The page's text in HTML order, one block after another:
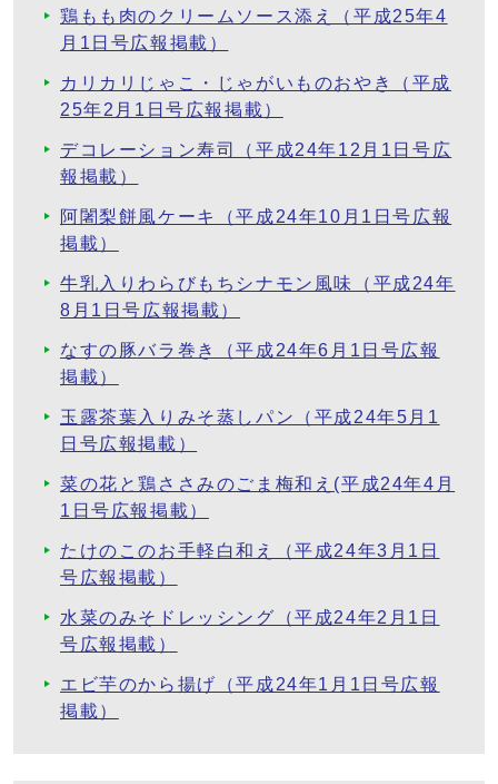
鶏もも肉のクリームソース添え（平成25年4
月1日号広報掲載）
カリカリじゃこ・じゃがいものおやき（平成
25年2月1日号広報掲載）
デコレーション寿司（平成24年12月1日号広
報掲載）
阿闍梨餅風ケーキ（平成24年10月1日号広報
掲載）
牛乳入りわらびもちシナモン風味（平成24年
8月1日号広報掲載）
なすの豚バラ巻き（平成24年6月1日号広報
掲載）
玉露茶葉入りみそ蒸しパン（平成24年5月1
日号広報掲載）
菜の花と鶏ささみのごま梅和え(平成24年4月
1日号広報掲載）
たけのこのお手軽白和え（平成24年3月1日
号広報掲載）
水菜のみそドレッシング（平成24年2月1日
号広報掲載）
エビ芋のから揚げ（平成24年1月1日号広報
掲載）